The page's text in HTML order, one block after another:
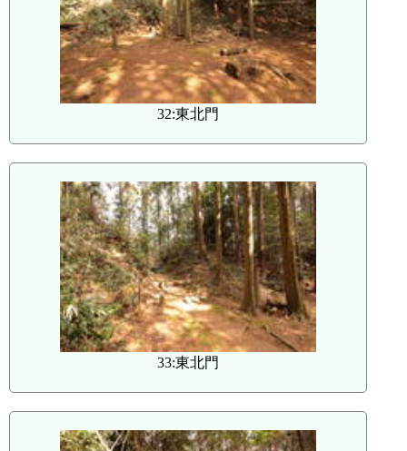
32:東北門
33:東北門